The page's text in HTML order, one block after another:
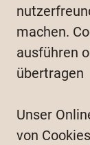
machen.
ausführen
übertragen
Unser
von